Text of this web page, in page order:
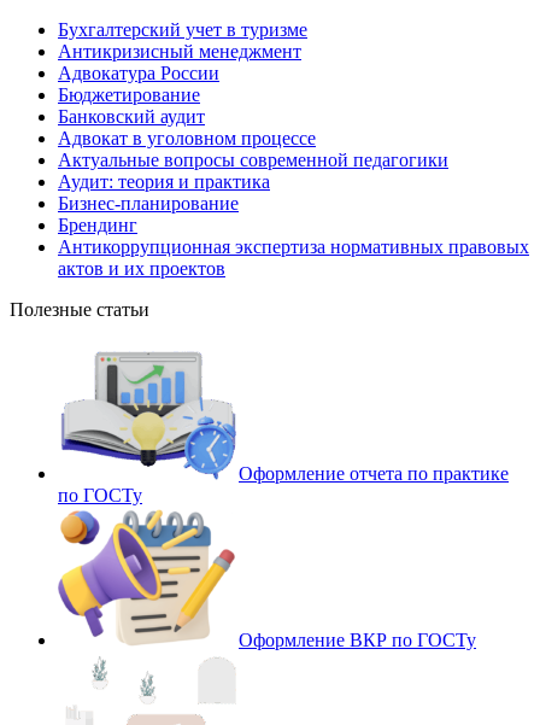
Бухгалтерский учет в туризме
Антикризисный менеджмент
Адвокатура России
Бюджетирование
Банковский аудит
Адвокат в уголовном процессе
Актуальные вопросы современной педагогики
Аудит: теория и практика
Бизнес-планирование
Брендинг
Антикоррупционная экспертиза нормативных правовых
актов и их проектов
Полезные статьи
Оформление отчета по практике
по ГОСТу
Оформление ВКР по ГОСТу